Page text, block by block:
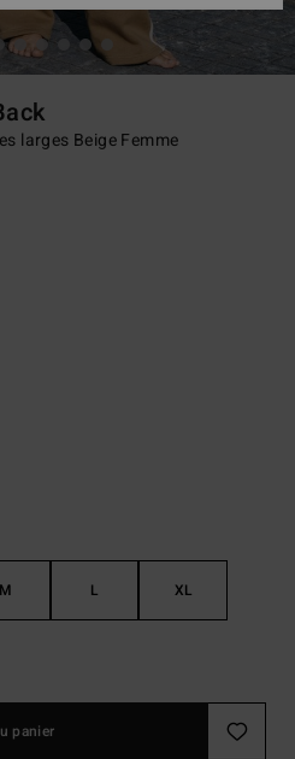
larges Beige Femme
M L XL
panier